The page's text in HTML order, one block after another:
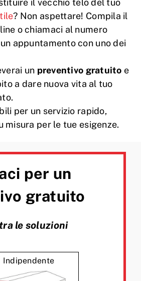
il vecchio telo del tuo
? Non aspettare! Compila il
o chiamaci al numero
appuntamento con uno dei
un preventivo gratuito e
a dare nuova vita al tuo
per un servizio rapido,
misura per le tue esigenze.
per un
gratuito
le soluzioni
Indipendente